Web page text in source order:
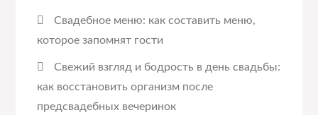
Свадебное меню: как составить меню,
которое запомнят гости
Свежий взгляд и бодрость в день свадьбы:
как восстановить организм после
предсвадебных вечеринок